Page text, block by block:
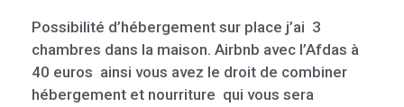
Possibilité d’hébergement sur place j’ai 3
chambres dans la maison. Airbnb avec l’Afdas à
40 euros ainsi vous avez le droit de combiner
hébergement et nourriture qui vous sera